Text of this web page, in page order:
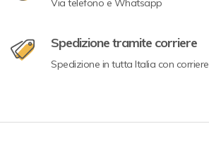
Via telefono e Whatsapp
Spedizione tramite corriere
Spedizione in tutta Italia con corriere